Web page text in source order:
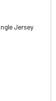
Jersey